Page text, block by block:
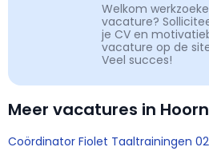
Welkom
vacature?
je CV en
vacature op de
Veel succes!
Meer vacatures in Hoorn
Coördinator Fiolet Taaltrainingen